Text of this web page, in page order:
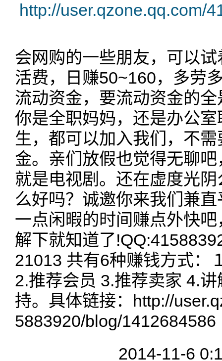
http://user.qzone.qq.com/
会网购的一些朋友，可以
活费，日赚50~160，多劳
流动资金，要流动资金的
你是全职妈妈，还是办公
生，都可以加入我们，不
金。亲们放假也觉得无聊
就是电视剧。还在虚度光
么好吗？诚邀你来我们兼
一点闲暇的时间赚点外快
解下就知道了
21013 共有6种赚钱方式：
2.推荐会员 3.推荐卖家 4.
持。具体链接：http://
5883920/blog/1412684586
2014-11-6